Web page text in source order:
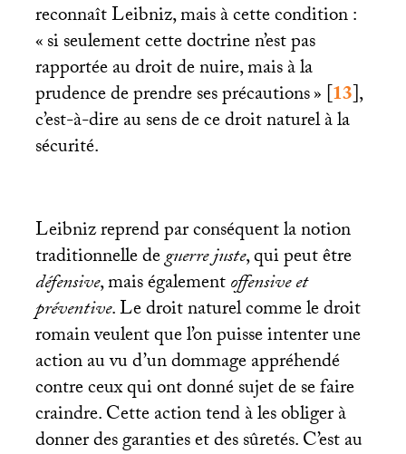
reconnaît Leibniz, mais à cette condition :
«si seulement cette doctrine n’est pas
rapportée au droit de nuire, mais à la
prudence de prendre ses précautions»[13],
c’est-à-dire au sens de ce droit naturel à la
sécurité.
Leibniz reprend par conséquent la notion
traditionnelle deguerre juste, qui peut être
défensive, mais égalementoffensive et
préventive. Le droit naturel comme le droit
romain veulent que l’on puisse intenter une
action au vu d’un dommage appréhendé
contre ceux qui ont donné sujet de se faire
craindre. Cette action tend à les obliger à
donner des garanties et des sûretés. C’est au